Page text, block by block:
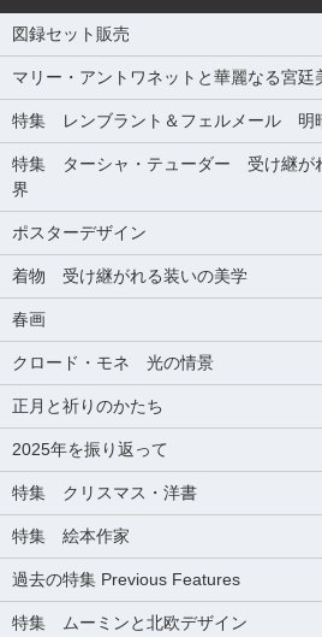
図録セット販売
マリー・アントワネットと華麗なる宮廷
特集 レンブラント＆フェルメール 明
特集 ターシャ・テューダー 受け継が
界
ポスターデザイン
着物 受け継がれる装いの美学
春画
クロード・モネ 光の情景
正月と祈りのかたち
2025年を振り返って
特集 クリスマス・洋書
特集 絵本作家
過去の特集 Previous Features
特集 ムーミンと北欧デザイン